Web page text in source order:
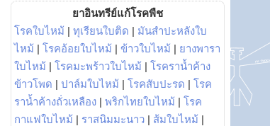
ยาอินทรีย์แก้โรคพืช
โรคใบไหม้ | ทุเรียนใบติด | มันสำปะหลังใบ
ไหม้ | โรคอ้อยใบไหม้ | ข้าวใบไหม้ | ยางพารา
ใบไหม้ | โรคมะพร้าวใบไหม้ | โรคราน้ำค้าง
ข้าวโพด | ปาล์มใบไหม้ | โรคสับปะรด | โรค
ราน้ำค้างถั่วเหลือง | พริกไทยใบไหม้ | โรค
กาแฟใบไหม้ | ราสนิมมะนาว | ส้มใบไหม้ |